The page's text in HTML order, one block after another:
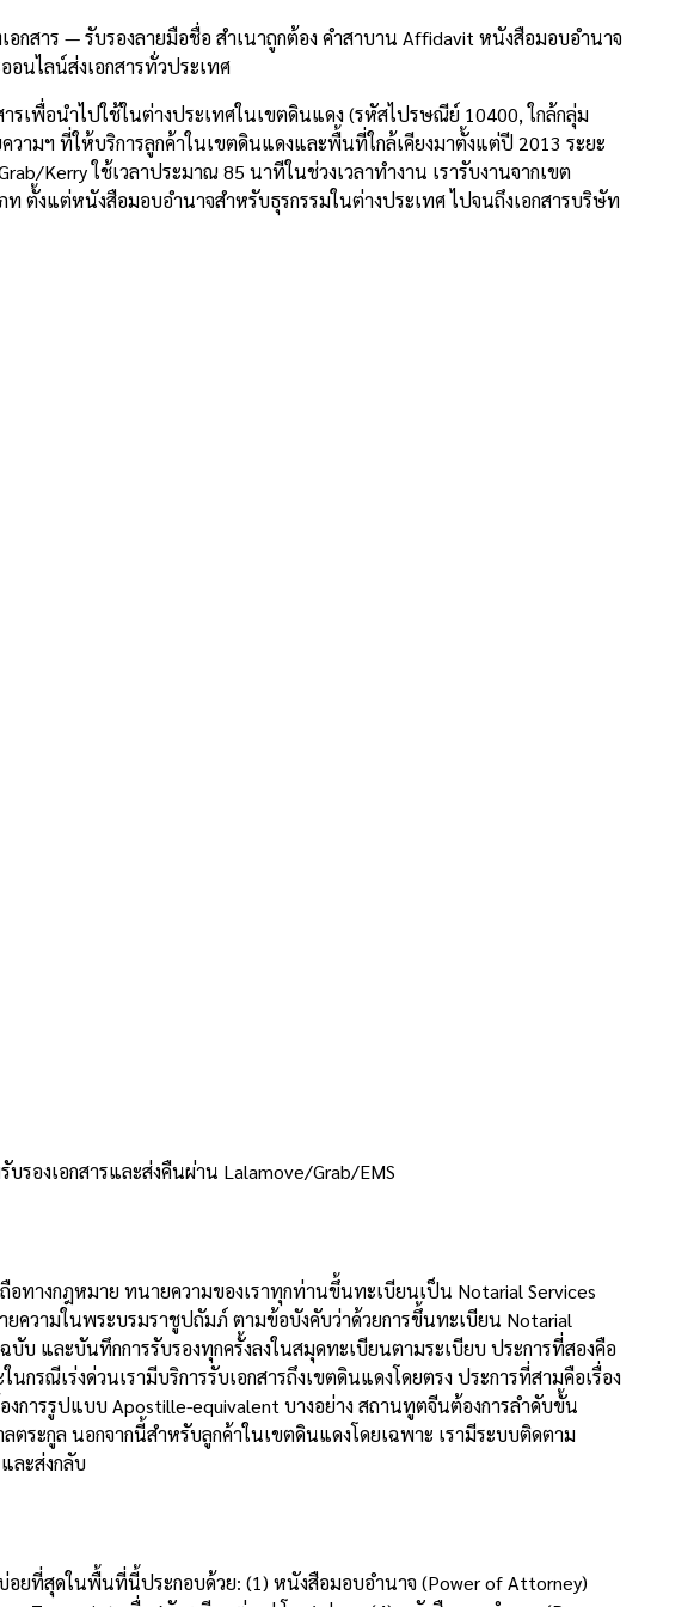
กสาร — รับรองลายมือชื่อ สำเนาถูกต้อง คำสาบาน Affidavit หนังสือมอบอำนาจ
นไลน์ส่งเอกสารทั่วประเทศ
รเพื่อนำไปใช้ในต่างประเทศในเขตดินแดง (รหัสไปรษณีย์ 10400, ใกล้กลุ่ม
ามฯ ที่ให้บริการลูกค้าในเขตดินแดงและพื้นที่ใกล้เคียงมาตั้งแต่ปี 2013 ระยะ
Kerry ใช้เวลาประมาณ 85 นาทีในช่วงเวลาทำงาน เรารับงานจากเขต
ท ตั้งแต่หนังสือมอบอำนาจสำหรับธุรกรรมในต่างประเทศ ไปจนถึงเอกสารบริษัท
องเอกสารและส่งคืนผ่าน Lalamove/Grab/EMS
อทางกฎหมาย ทนายความของเราทุกท่านขึ้นทะเบียนเป็น Notarial Services
ความในพระบรมราชูปถัมภ์ ตามข้อบังคับว่าด้วยการขึ้นทะเบียน Notarial
และบันทึกการรับรองทุกครั้งลงในสมุดทะเบียนตามระเบียบ ประการที่สองคือ
กรณีเร่งด่วนเรามีบริการรับเอกสารถึงเขตดินแดงโดยตรง ประการที่สามคือเรื่อง
การรูปแบบ Apostille-equivalent บางอย่าง สถานทูตจีนต้องการลำดับขั้น
ระกูล นอกจากนี้สำหรับลูกค้าในเขตดินแดงโดยเฉพาะ เรามีระบบติดตาม
ละส่งกลับ
อยที่สุดในพื้นที่นี้ประกอบด้วย: (1) หนังสือมอบอำนาจ (Power of Attorney)